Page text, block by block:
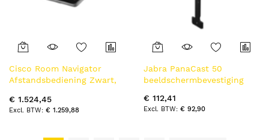
Cisco Room Navigator
Afstandsbediening Zwart,
€ 1.524,45
€ 1.259,88
Jabra PanaCast 50
beeldschermbevestiging
€ 112,41
€ 92,90